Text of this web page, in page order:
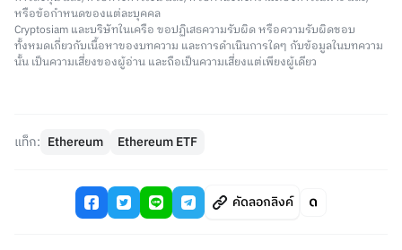
หรือข้อกำหนดของแต่ละบุคคล
Cryptosiam และบริษัทในเครือ ขอปฏิเสธความรับผิด หรือความรับผิดชอบ
ทั้งหมดเกี่ยวกับเนื้อหาของบทความ และการดำเนินการใดๆ กับข้อมูลในบทความ
นั้น เป็นความเสี่ยงของผู้อ่าน และถือเป็นความเสี่ยงแต่เพียงผู้เดียว
แท็ก: Ethereum Ethereum ETF
คัดลอกลิงค์